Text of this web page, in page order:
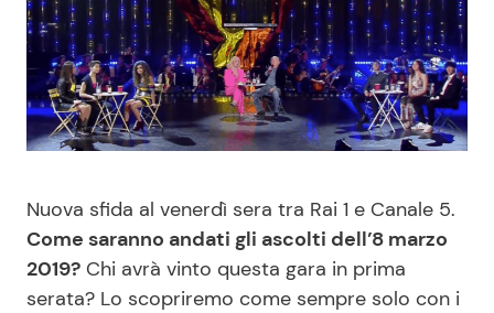
News Spettacolo
Benessere
Casa
Moda e Style
Mondo Mamma
Cucina e Ricette
Consigli di Cucina
Dolci
Le Ricette in TV
Nuova sfida al venerdì sera tra Rai 1 e Canale 5.
Come saranno andati gli ascolti dell’8 marzo
2019? Chi avrà vinto questa gara in prima
serata? Lo scopriremo come sempre solo con i